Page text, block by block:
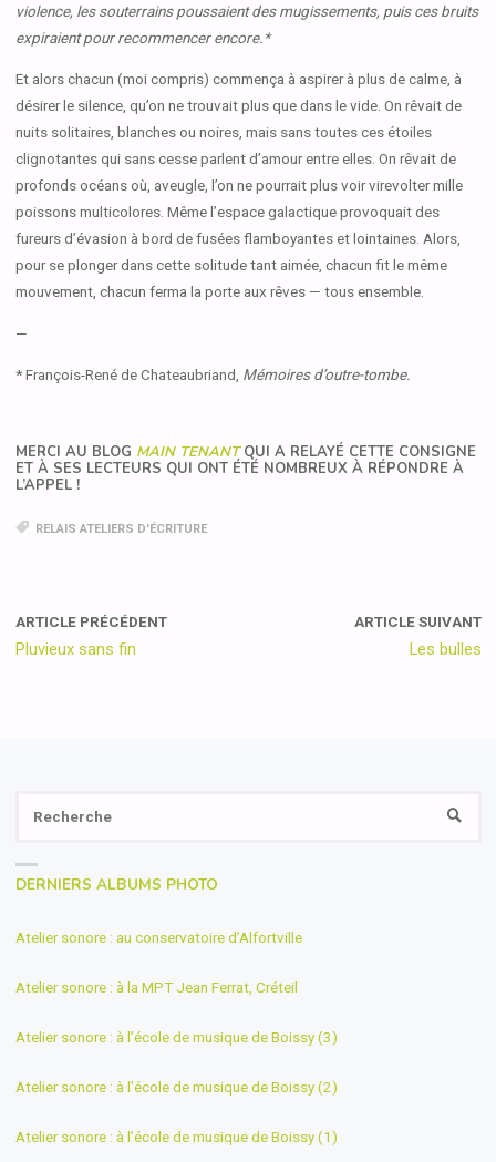
violence, les souterrains poussaient des mugissements, puis ces bruits
expiraient pour recommencer encore.*
Et alors chacun (moi compris) commença à aspirer à plus de calme, à
désirer le silence, qu’on ne trouvait plus que dans le vide. On rêvait de
nuits solitaires, blanches ou noires, mais sans toutes ces étoiles
clignotantes qui sans cesse parlent d’amour entre elles. On rêvait de
profonds océans où, aveugle, l’on ne pourrait plus voir virevolter mille
poissons multicolores. Même l’espace galactique provoquait des
fureurs d’évasion à bord de fusées flamboyantes et lointaines. Alors,
pour se plonger dans cette solitude tant aimée, chacun fit le même
mouvement, chacun ferma la porte aux rêves — tous ensemble.
—
* François-René de Chateaubriand, Mémoires d’outre-tombe.
MERCI AU BLOG MAIN TENANT QUI A RELAYÉ CETTE CONSIGNE
ET À SES LECTEURS QUI ONT ÉTÉ NOMBREUX À RÉPONDRE À
L’APPEL !
RELAIS ATELIERS D'ÉCRITURE
ARTICLE PRÉCÉDENT
Pluvieux sans fin
ARTICLE SUIVANT
Les bulles
DERNIERS ALBUMS PHOTO
Atelier sonore : au conservatoire d’Alfortville
Atelier sonore : à la MPT Jean Ferrat, Créteil
Atelier sonore : à l’école de musique de Boissy (3)
Atelier sonore : à l’école de musique de Boissy (2)
Atelier sonore : à l’école de musique de Boissy (1)